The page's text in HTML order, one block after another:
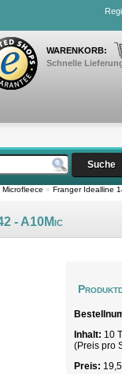
WARENKORB:
Schnelle
» Franger Idealline
- A10Mic
Inhalt: 10
(Preis pro
Preis: